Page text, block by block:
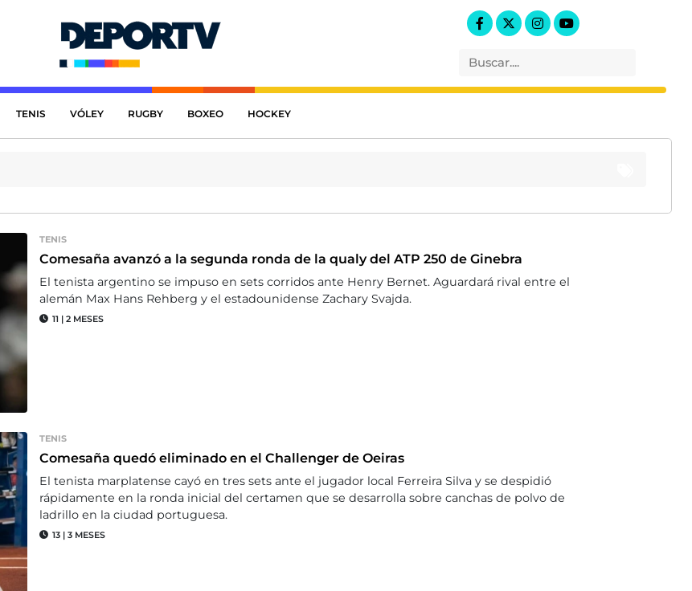
TENIS VÓLEY RUGBY BOXEO HOCKEY
TENIS
Comesaña avanzó a la segunda ronda de la qualy del ATP 250 de Ginebra
El tenista argentino se impuso en sets corridos ante Henry Bernet. Aguardará rival entre el
alemán Max Hans Rehberg y el estadounidense Zachary Svajda.
11 | 2 MESES
TENIS
Comesaña quedó eliminado en el Challenger de Oeiras
El tenista marplatense cayó en tres sets ante el jugador local Ferreira Silva y se despidió
rápidamente en la ronda inicial del certamen que se desarrolla sobre canchas de polvo de
ladrillo en la ciudad portuguesa.
13 | 3 MESES